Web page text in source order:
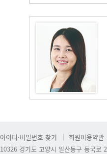
아이디·비밀번호 찾기
회원이용약관
10326 경기도 고양시 일산동구 동국로